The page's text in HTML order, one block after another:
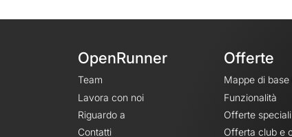
OpenRunner
Team
Lavora con noi
Riguardo a
Contatti
Offerte
Mappe di
Funzionalità
Offerte speciali
Offerta club e